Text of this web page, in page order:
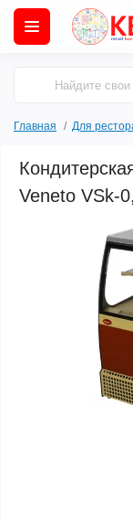
Главная Для
Veneto VSk-